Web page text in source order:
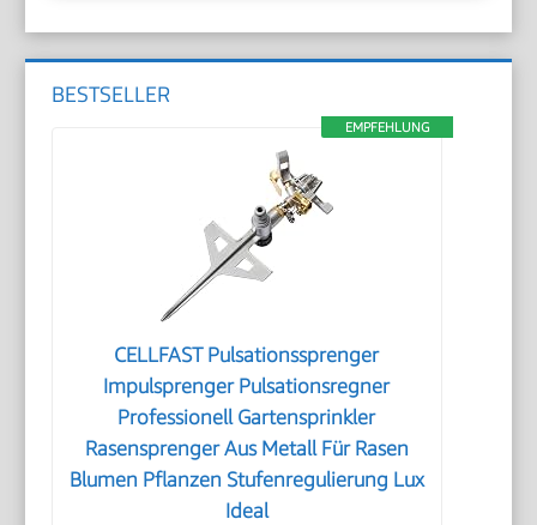
BESTSELLER
EMPFEHLUNG
CELLFAST Pulsationssprenger
Impulsprenger Pulsationsregner
Professionell Gartensprinkler
Rasensprenger Aus Metall Für Rasen
Blumen Pflanzen Stufenregulierung Lux
Ideal